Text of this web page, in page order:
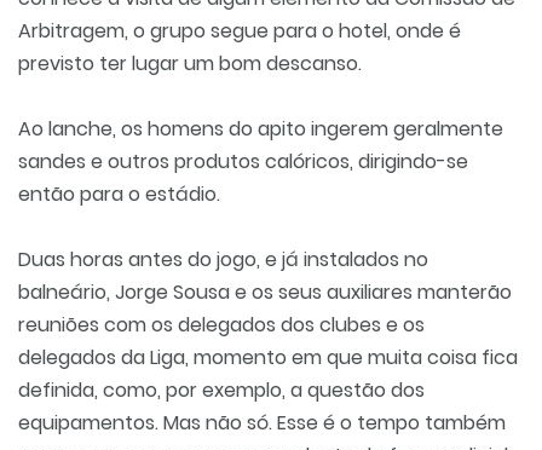
Arbitragem, o grupo segue para o hotel, onde é
previsto ter lugar um bom descanso.
Ao lanche, os homens do apito ingerem geralmente
sandes e outros produtos calóricos, dirigindo-se
então para o estádio.
Duas horas antes do jogo, e já instalados no
balneário, Jorge Sousa e os seus auxiliares manterão
reuniões com os delegados dos clubes e os
delegados da Liga, momento em que muita coisa fica
definida, como, por exemplo, a questão dos
equipamentos. Mas não só. Esse é o tempo também